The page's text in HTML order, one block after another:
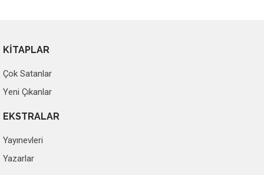
KİTAPLAR
Çok Satanlar
Yeni Çıkanlar
EKSTRALAR
Yayınevleri
Yazarlar